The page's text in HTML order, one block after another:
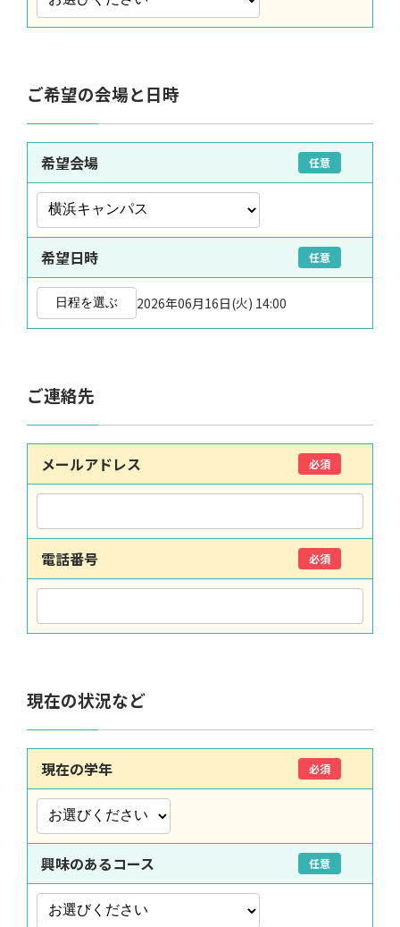
ご希望の会場と日時
希望会場 任意
希望日時 任意
日程を選ぶ 2026年06月16日(火) 14:00
ご連絡先
メールアドレス 必須
電話番号 必須
現在の状況など
現在の学年 必須
興味のあるコース 任意